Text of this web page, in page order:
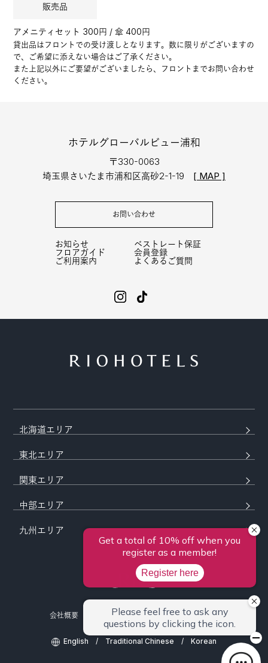
販売品
アメニティセット 300円 / 傘 400円
貸出品はフロントでの受け渡しとなります。数に限りがございますの
で、ご希望に添えない場合はご了承ください。
また上記以外にご要望がございましたら、フロントまでお問い合わせ
ください。
ホテルグローバルビュー浦和
〒330-0063
埼玉県さいたま市浦和区高砂2-1-19 [ MAP ]
お問い合わせ
お知らせ
フロアガイド
ご利用案内
よくあるご質問
ベストレート保証
会員登録
北海道エリア
東北エリア
関東エリア
中部エリア
九州エリア
会社概要 採用情報 プライバシーポリシー
English / Traditional Chinese / Korean